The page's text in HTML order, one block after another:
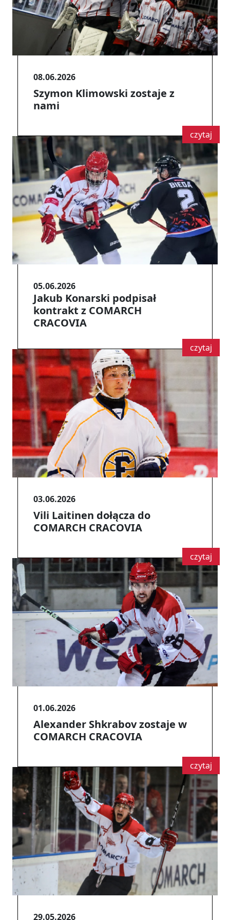
08.06.2026
Szymon Klimowski zostaje z
nami
czytaj
05.06.2026
Jakub Konarski podpisał
kontrakt z COMARCH
CRACOVIA
czytaj
03.06.2026
Vili Laitinen dołącza do
COMARCH CRACOVIA
czytaj
01.06.2026
Alexander Shkrabov zostaje w
COMARCH CRACOVIA
czytaj
29.05.2026